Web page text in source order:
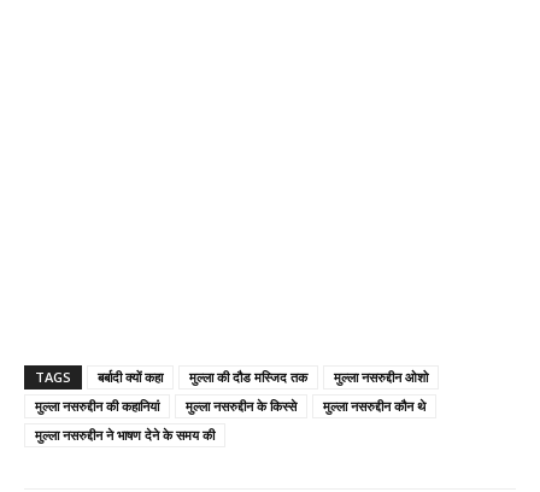
TAGS बर्बादी क्यों कहा मुल्ला की दौड मस्जिद तक
मुल्ला नसरुद्दीन ओशो
मुल्ला नसरुद्दीन की कहानियां
मुल्ला नसरुद्दीन के किस्से
मुल्ला नसरुद्दीन कौन थे
मुल्ला नसरुद्दीन ने भाषण देने के समय की